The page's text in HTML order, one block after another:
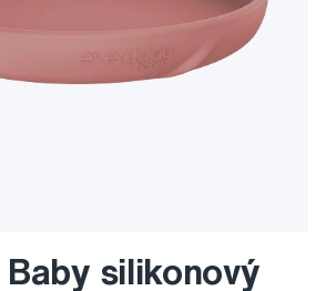
Baby silikonový